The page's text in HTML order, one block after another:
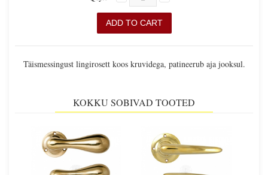
Täismessingust lingirosett koos kruvidega, patineerub aja jooksul.
KOKKU SOBIVAD TOOTED